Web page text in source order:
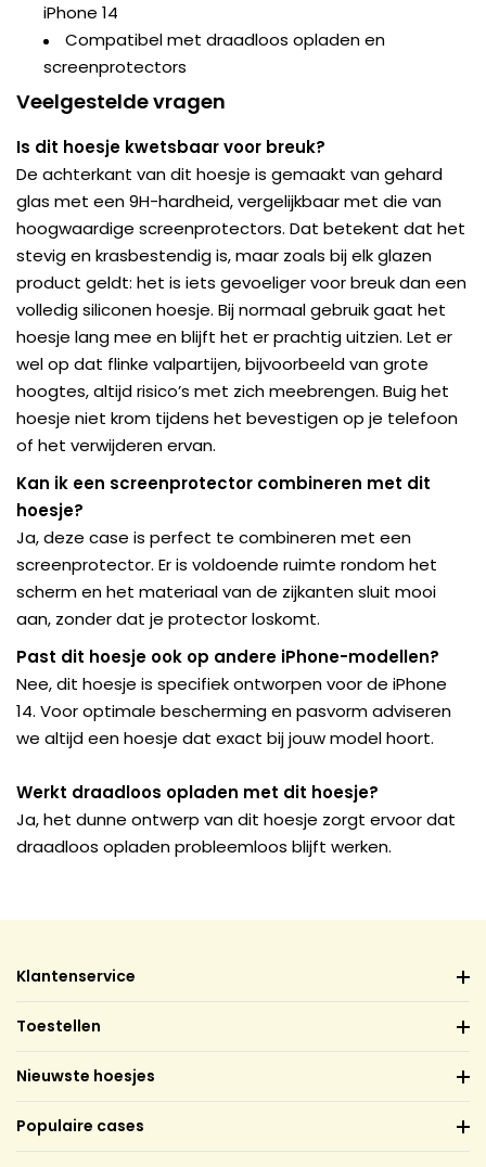
iPhone 14
Compatibel met draadloos opladen en
screenprotectors
Veelgestelde vragen
Is dit hoesje kwetsbaar voor breuk?
De achterkant van dit hoesje is gemaakt van gehard
glas met een 9H-hardheid, vergelijkbaar met die van
hoogwaardige screenprotectors. Dat betekent dat het
stevig en krasbestendig is, maar zoals bij elk glazen
product geldt: het is iets gevoeliger voor breuk dan een
volledig siliconen hoesje. Bij normaal gebruik gaat het
hoesje lang mee en blijft het er prachtig uitzien. Let er
wel op dat flinke valpartijen, bijvoorbeeld van grote
hoogtes, altijd risico’s met zich meebrengen. Buig het
hoesje niet krom tijdens het bevestigen op je telefoon
of het verwijderen ervan.
Kan ik een screenprotector combineren met dit
hoesje?
Ja, deze case is perfect te combineren met een
screenprotector. Er is voldoende ruimte rondom het
scherm en het materiaal van de zijkanten sluit mooi
aan, zonder dat je protector loskomt.
Past dit hoesje ook op andere iPhone-modellen?
Nee, dit hoesje is specifiek ontworpen voor de iPhone
14. Voor optimale bescherming en pasvorm adviseren
we altijd een hoesje dat exact bij jouw model hoort.
Werkt draadloos opladen met dit hoesje?
Ja, het dunne ontwerp van dit hoesje zorgt ervoor dat
draadloos opladen probleemloos blijft werken.
Klantenservice
Toestellen
Nieuwste hoesjes
Populaire cases